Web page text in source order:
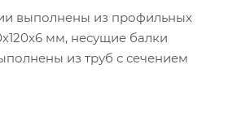
выполнены из профильных
мм, несущие балки
из труб с сечением